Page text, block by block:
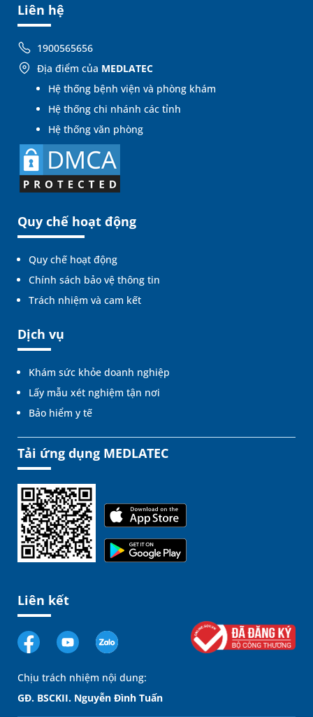
Liên hệ
1900565656
Địa điểm của MEDLATEC
Hệ thống bệnh viện và phòng khám
Hệ thống chi nhánh các tỉnh
Hệ thống văn phòng
Quy chế hoạt động
Quy chế hoạt động
Chính sách bảo vệ thông tin
Trách nhiệm và cam kết
Dịch vụ
Khám sức khỏe doanh nghiệp
Lấy mẫu xét nghiệm tận nơi
Bảo hiểm y tế
Tải ứng dụng MEDLATEC
Liên kết
Chịu trách nhiệm nội dung:
GĐ. BSCKII. Nguyễn Đình Tuấn